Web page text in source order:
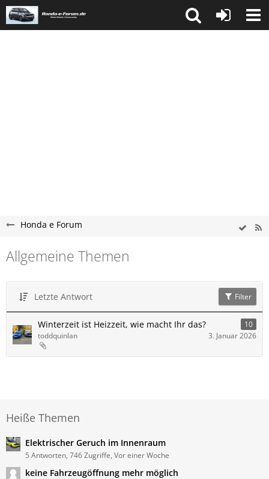
Honda e Forum
Allgemeine Themen
Letzte Antwort Filter
Winterzeit ist Heizzeit, wie macht Ihr das?
10
toddquinlan
3. Januar 2026
Heiße Themen
Elektrischer Geruch im Innenraum
5 Antworten, 746 Zugriffe, Vor einer Woche
keine Fahrzeugöffnung mehr möglich